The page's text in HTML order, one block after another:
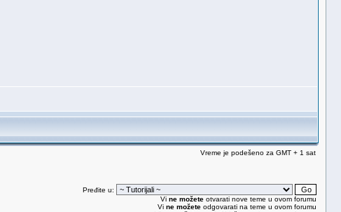
Vreme je podešeno za GMT + 1 sat
Pređite u:
Vi ne možeteotvarati nove teme u ovom forumu
Vi ne možeteodgovarati na teme u ovom forumu